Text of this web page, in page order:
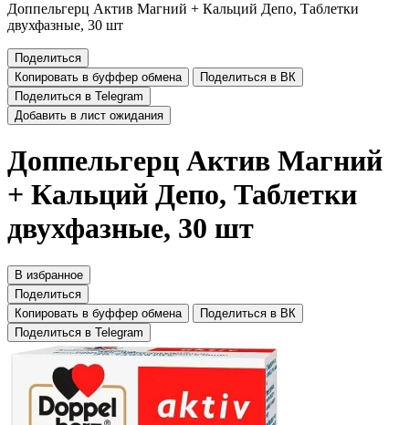
Доппельгерц Актив Магний + Кальций Депо, Таблетки
двухфазные, 30 шт
Поделиться
Копировать в буффер обмена
Поделиться в ВК
Поделиться в Telegram
Добавить в лист ожидания
Доппельгерц Актив Магний
+ Кальций Депо, Таблетки
двухфазные, 30 шт
В избранное
Поделиться
Копировать в буффер обмена
Поделиться в ВК
Поделиться в Telegram